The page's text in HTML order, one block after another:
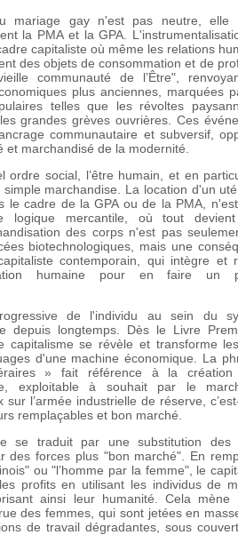
mariage gay n'est pas neutre, elle
la PMA et la GPA.
capitaliste où même les relations
des objets de consommation et de
communauté de l’Être",
plus anciennes, marquées
telles que les révoltes
grandes grèves ouvrières. Ces
communautaire et subversif,
et marchandisé de la modernité.
ordre social, l’être humain, et en
marchandise. La location d'un
le cadre de la GPA ou de la PMA,
logique mercantile, où tout
des corps n'est pas
biotechnologiques, mais une
contemporain, qui intègre et
humaine pour en faire un
de l'individu au sein du
depuis longtemps. Dès le Livre
capitalisme se révèle et transforme
d'une machine économique. La
» fait référence à la création
exploitable à souhait par le
sur l’armée industrielle de réserve,
remplaçables et bon marché.
se traduit par une substitution des
des forces plus "bon marché". En
ou "l’homme par la femme", le
profits en utilisant les individus de
ainsi leur humanité. Cela
des femmes, qui sont jetées en
de travail dégradantes, sous